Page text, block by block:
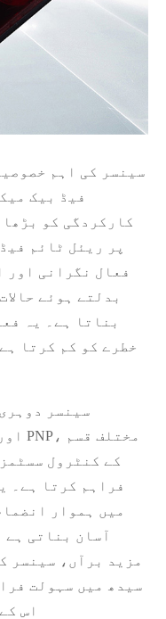
فیڈ بیک
کارکردگی کو
پر ریئل ٹائم
فعال نگرانی اور
بدلتے ہوئے
بناتا ہے۔ یہ
خطرے کو کم کرتا
کے کنٹرول
فراہم کرتا ہے۔
میں ہموار
آسان بناتی ہے
مزید برآں، سینسر
سیدھ میں سہولت
اس